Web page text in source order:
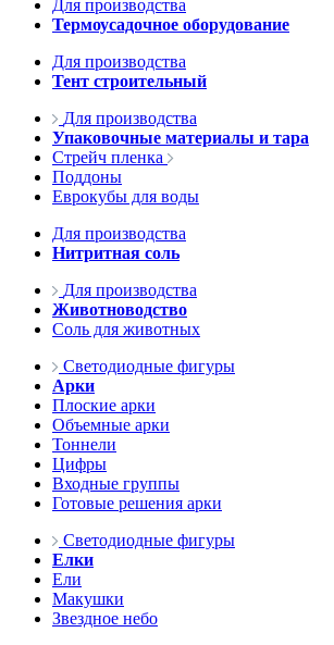
Для производства
Термоусадочное оборудование
Для производства
Тент строительный
Для производства
Упаковочные материалы и тара
Стрейч пленка
Поддоны
Еврокубы для воды
Для производства
Нитритная соль
Для производства
Животноводство
Соль для животных
Светодиодные фигуры
Арки
Плоские арки
Объемные арки
Тоннели
Цифры
Входные группы
Готовые решения арки
Светодиодные фигуры
Елки
Ели
Макушки
Звездное небо